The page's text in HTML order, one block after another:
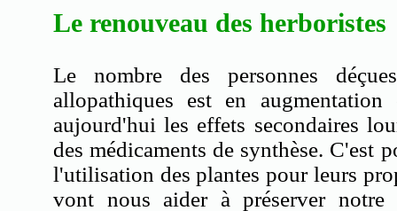
Le renouveau des herboristes
Le nombre des personnes
allopathiques est en
aujourd'hui les effets secondaires
des médicaments de synthèse. C'est
l'utilisation des plantes pour leurs
vont nous aider à préserver notre